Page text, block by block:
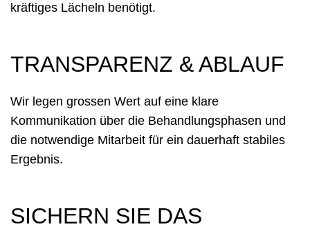
kräftiges Lächeln benötigt.
TRANSPARENZ & ABLAUF
Wir legen grossen Wert auf eine klare
Kommunikation über die Behandlungsphasen und
die notwendige Mitarbeit für ein dauerhaft stabiles
Ergebnis.
SICHERN SIE DAS